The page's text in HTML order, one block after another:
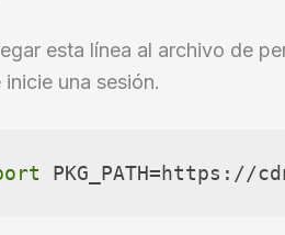
esta línea al archivo de
una sesión.